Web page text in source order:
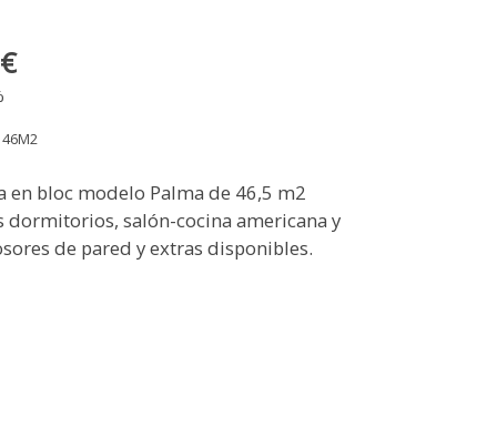
46M2
en bloc modelo Palma de 46,5 m2
dormitorios, salón-cocina americana y
de pared y extras disponibles.